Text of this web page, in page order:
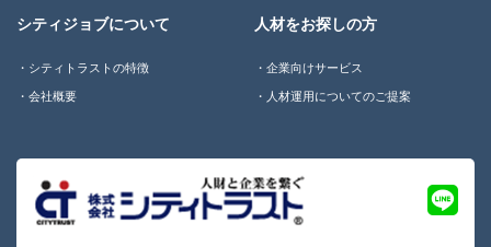
シティジョブについて
シティトラストの特徴
会社概要
人材をお探しの方
企業向けサービス
人材運用についてのご提案